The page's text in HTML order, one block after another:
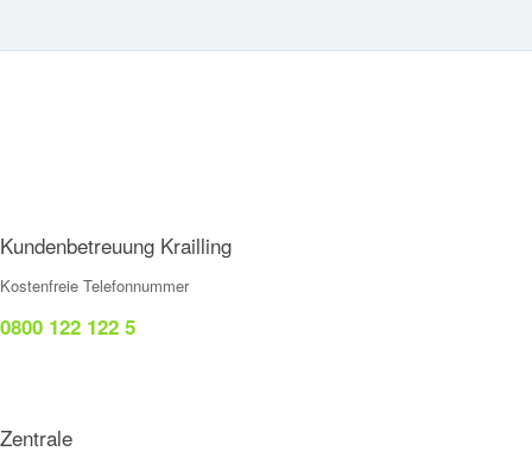
Kundenbetreuung Krailling
Kostenfreie Telefonnummer
0800 122 122 5
Zentrale